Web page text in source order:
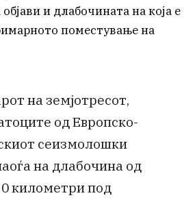
и длабочината на која е
поместување на
на земјотресот,
од Европско-
сеизмолошки
на длабочина од
километри под